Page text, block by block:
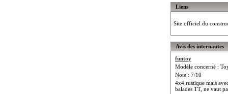
Liens
Site officiel du
Avis des internautes
funtoy
Modèle concerné :
Note : 7/10
4x4 rustique mais
balades TT, ne vaut